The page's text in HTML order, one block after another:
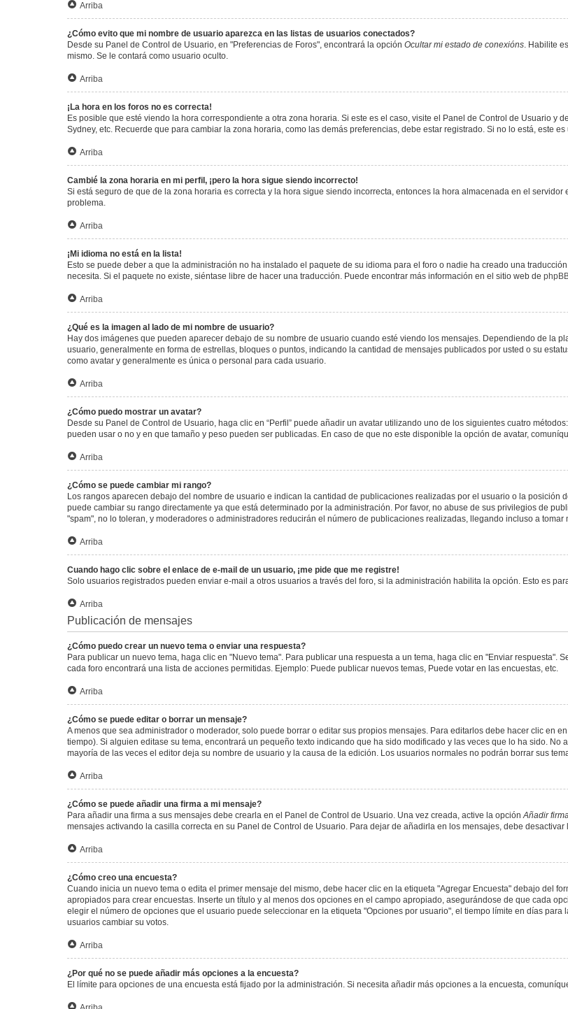
Arriba
¿Cómo evito que mi nombre de usuario aparezca en las listas de usuarios conectados?
Desde su Panel de Control de Usuario, en "Preferencias de Foros", encontrará la opción Ocultar mi estado de conexións. Habilite
mismo. Se le contará como usuario oculto.
Arriba
¡La hora en los foros no es correcta!
Es posible que esté viendo la hora correspondiente a otra zona horaria. Si este es el caso, visite el Panel de Control de Usuario y
Sydney, etc. Recuerde que para cambiar la zona horaria, como las demás preferencias, debe estar registrado. Si no lo está, este
Arriba
Cambié la zona horaria en mi perfil, ¡pero la hora sigue siendo incorrecto!
Si está seguro de que de la zona horaria es correcta y la hora sigue siendo incorrecta, entonces la hora almacenada en el
problema.
Arriba
¡Mi idioma no está en la lista!
Esto se puede deber a que la administración no ha instalado el paquete de su idioma para el foro o nadie ha creado una
necesita. Si el paquete no existe, siéntase libre de hacer una traducción. Puede encontrar más información en el sitio web de
Arriba
¿Qué es la imagen al lado de mi nombre de usuario?
Hay dos imágenes que pueden aparecer debajo de su nombre de usuario cuando esté viendo los mensajes. Dependiendo de la
usuario, generalmente en forma de estrellas, bloques o puntos, indicando la cantidad de mensajes publicados por usted o su
como avatar y generalmente es única o personal para cada usuario.
Arriba
¿Cómo puedo mostrar un avatar?
Desde su Panel de Control de Usuario, haga clic en “Perfil” puede añadir un avatar utilizando uno de los siguientes cuatro
pueden usar o no y en que tamaño y peso pueden ser publicadas. En caso de que no este disponible la opción de avatar,
Arriba
¿Cómo se puede cambiar mi rango?
Los rangos aparecen debajo del nombre de usuario e indican la cantidad de publicaciones realizadas por el usuario o la posición
puede cambiar su rango directamente ya que está determinado por la administración. Por favor, no abuse de sus privilegios de
"spam", no lo toleran, y moderadores o administradores reducirán el número de publicaciones realizadas, llegando incluso a
Arriba
Cuando hago clic sobre el enlace de e-mail de un usuario, ¡me pide que me registre!
Solo usuarios registrados pueden enviar e-mail a otros usuarios a través del foro, si la administración habilita la opción. Esto es
Arriba
Publicación de mensajes
¿Cómo puedo crear un nuevo tema o enviar una respuesta?
Para publicar un nuevo tema, haga clic en "Nuevo tema". Para publicar una respuesta a un tema, haga clic en "Enviar respuesta".
cada foro encontrará una lista de acciones permitidas. Ejemplo: Puede publicar nuevos temas, Puede votar en las encuestas, etc.
Arriba
¿Cómo se puede editar o borrar un mensaje?
A menos que sea administrador o moderador, solo puede borrar o editar sus propios mensajes. Para editarlos debe hacer clic en
tiempo). Si alguien editase su tema, encontrará un pequeño texto indicando que ha sido modificado y las veces que lo ha sido.
mayoría de las veces el editor deja su nombre de usuario y la causa de la edición. Los usuarios normales no podrán borrar sus
Arriba
¿Cómo se puede añadir una firma a mi mensaje?
Para añadir una firma a sus mensajes debe crearla en el Panel de Control de Usuario. Una vez creada, active la opciónAñadir
mensajes activando la casilla correcta en su Panel de Control de Usuario. Para dejar de añadirla en los mensajes, debe
Arriba
¿Cómo creo una encuesta?
Cuando inicia un nuevo tema o edita el primer mensaje del mismo, debe hacer clic en la etiqueta "Agregar Encuesta" debajo del
apropiados para crear encuestas. Inserte un título y al menos dos opciones en el campo apropiado, asegurándose de que cada
elegir el número de opciones que el usuario puede seleccionar en la etiqueta "Opciones por usuario", el tiempo límite en días
usuarios cambiar su votos.
Arriba
¿Por qué no se puede añadir más opciones a la encuesta?
El límite para opciones de una encuesta está fijado por la administración. Si necesita añadir más opciones a la encuesta,